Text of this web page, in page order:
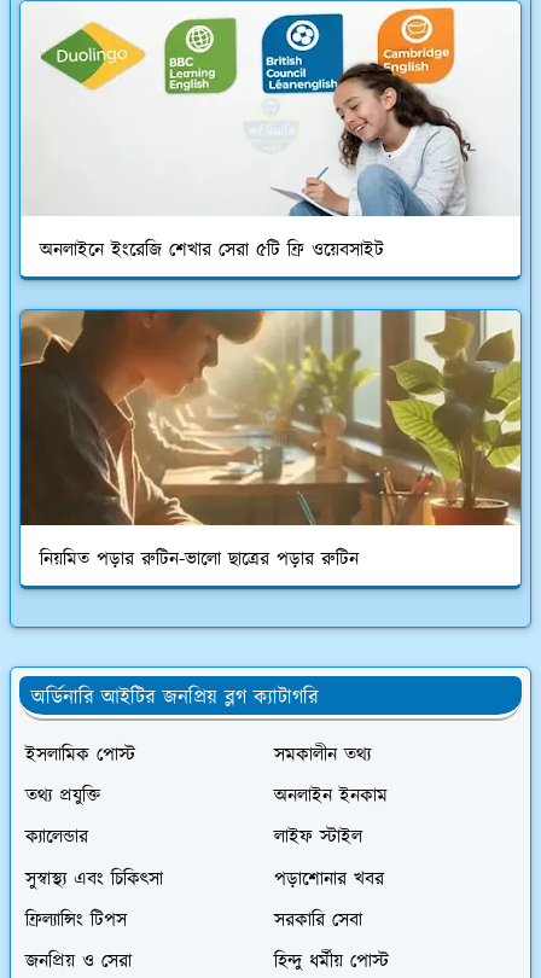
অনলাইনে ইংরেজি শেখার সেরা ৫টি ফ্রি ওয়েবসাইট
নিয়মিত পড়ার রুটিন-ভালো ছাত্রের পড়ার রুটিন
অর্ডিনারি আইটির জনপ্রিয় ব্লগ ক্যাটাগরি
ইসলামিক পোস্ট
সমকালীন তথ্য
তথ্য প্রযুক্তি
অনলাইন ইনকাম
ক্যালেন্ডার
লাইফ স্টাইল
সুস্বাস্থ্য এবং চিকিৎসা
পড়াশোনার খবর
ফ্রিল্যান্সিং টিপস
সরকারি সেবা
জনপ্রিয় ও সেরা
হিন্দু ধর্মীয় পোস্ট